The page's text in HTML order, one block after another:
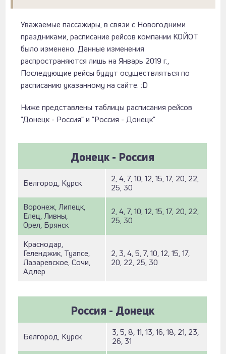
Уважаемые пассажиры, в связи с Новогодними
праздниками, расписание рейсов компании КОЙОТ
было изменено. Данные изменения
распространяются лишь на Январь 2019 г.,
Последующие рейсы будут осуществляться по
расписанию указанному на сайте. :D
Ниже представлены таблицы расписания рейсов
"Донецк - Россия" и "Россия - Донецк"
Донецк - Россия
Белгород, Курск
2, 4, 7, 10, 12, 15, 17, 20, 22,
25, 30
Воронеж, Липецк,
Елец, Ливны,
Орел, Брянск
2, 4, 7, 10, 12, 15, 17, 20, 22,
25, 30
Краснодар,
Геленджик, Туапсе,
Лазаревское, Сочи,
Адлер
2, 3, 4, 5, 7, 10, 12, 15, 17,
20, 22, 25, 30
Россия - Донецк
Белгород, Курск
3, 5, 8, 11, 13, 16, 18, 21, 23,
26, 31